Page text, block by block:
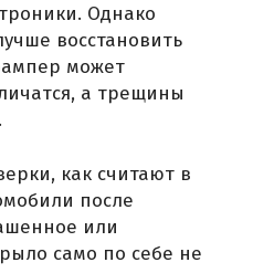
Однако
восстановить
может
а трещины
как считают в
после
или
само по себе не